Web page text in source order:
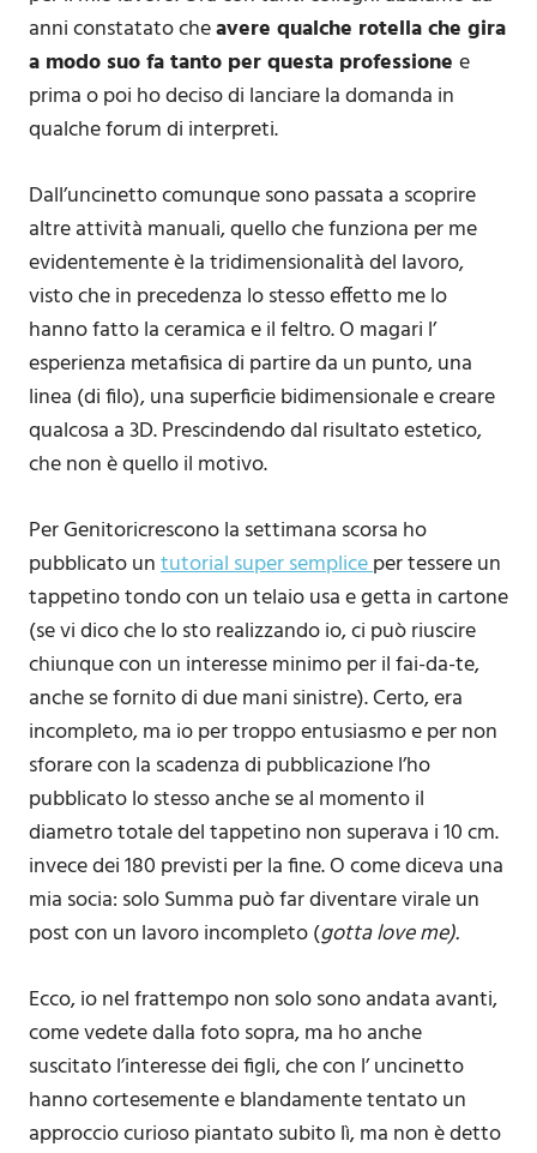
anni constatato cheavere qualche rotella che gira
a modo suo fa tanto per questa professione e
prima o poi ho deciso di lanciare la domanda in
qualche forum di interpreti.
Dall’uncinetto comunque sono passata a scoprire
altre attività manuali, quello che funziona per me
evidentemente è la tridimensionalità del lavoro,
visto che in precedenza lo stesso effetto me lo
hanno fatto la ceramica e il feltro. O magari l’
esperienza metafisica di partire da un punto, una
linea (di filo), una superficie bidimensionale e creare
qualcosa a 3D. Prescindendo dal risultato estetico,
che non è quello il motivo.
Per Genitoricrescono la settimana scorsa ho
pubblicato untutorial super sempliceper tessere un
tappetino tondo con un telaio usa e getta in cartone
(se vi dico che lo sto realizzando io, ci può riuscire
chiunque con un interesse minimo per il fai-da-te,
anche se fornito di due mani sinistre). Certo, era
incompleto, ma io per troppo entusiasmo e per non
sforare con la scadenza di pubblicazione l’ho
pubblicato lo stesso anche se al momento il
diametro totale del tappetino non superava i 10 cm.
invece dei 180 previsti per la fine. O come diceva una
mia socia: solo Summa può far diventare virale un
post con un lavoro incompleto (gotta love me).
Ecco, io nel frattempo non solo sono andata avanti,
come vedete dalla foto sopra, ma ho anche
suscitato l’interesse dei figli, che con l’ uncinetto
hanno cortesemente e blandamente tentato un
approccio curioso piantato subito lì, ma non è detto